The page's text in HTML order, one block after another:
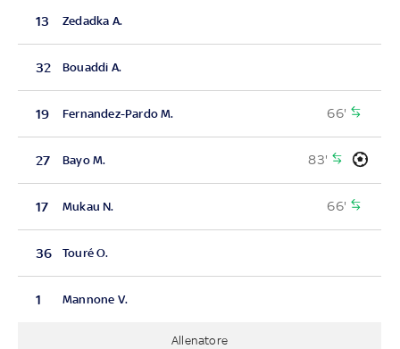
13 Zedadka A.
32 Bouaddi A.
19 Fernandez-Pardo M. 66'
27 Bayo M. 83'
17 Mukau N. 66'
36 Touré O.
1 Mannone V.
Allenatore